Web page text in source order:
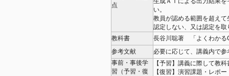
点
い。
教員が認める範囲を超え
認定しない、又は認定を
教科書
長谷川聡著 「よくわか
参考文献
必要に応じて、講義内で
事前・事後学
習（予習・復
【予習】講義に際して教
【復習】演習課題・レポ